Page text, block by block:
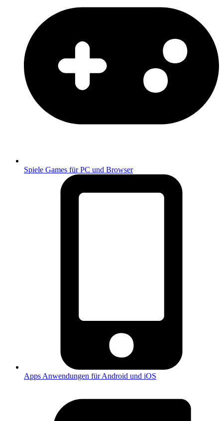
Spiele Games für PC und Browser
Apps Anwendungen für Android und iOS